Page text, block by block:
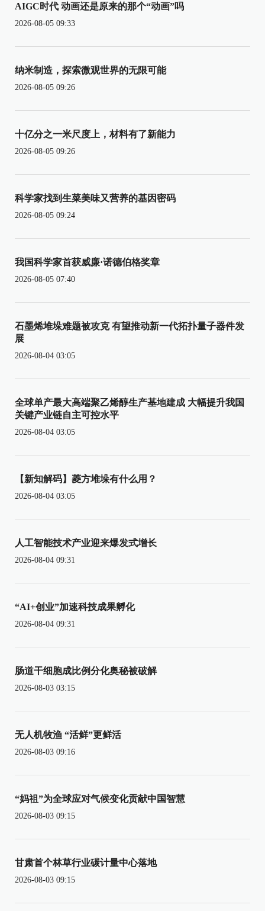
AIGC时代 动画还是原来的那个“动画”吗
2026-08-05 09:33
纳米制造，探索微观世界的无限可能
2026-08-05 09:26
十亿分之一米尺度上，材料有了新能力
2026-08-05 09:26
科学家找到生菜美味又营养的基因密码
2026-08-05 09:24
我国科学家首获威廉·诺德伯格奖章
2026-08-05 07:40
石墨烯堆垛难题被攻克 有望推动新一代拓扑量子器件发
展
2026-08-04 03:05
全球单产最大高端聚乙烯醇生产基地建成 大幅提升我国
关键产业链自主可控水平
2026-08-04 03:05
【新知解码】菱方堆垛有什么用？
2026-08-04 03:05
人工智能技术产业迎来爆发式增长
2026-08-04 09:31
“AI+创业”加速科技成果孵化
2026-08-04 09:31
肠道干细胞成比例分化奥秘被破解
2026-08-03 03:15
无人机牧渔 “活鲜”更鲜活
2026-08-03 09:16
“妈祖”为全球应对气候变化贡献中国智慧
2026-08-03 09:15
甘肃首个林草行业碳计量中心落地
2026-08-03 09:15